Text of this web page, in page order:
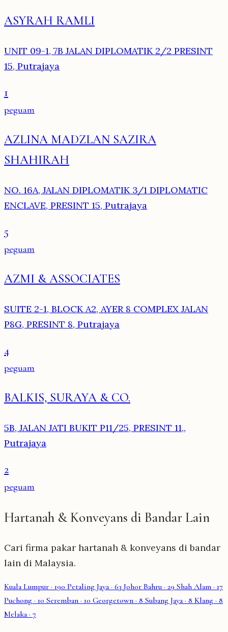
ASYRAH RAMLI
UNIT 09-1, 7B JALAN DIPLOMATIK 2/2 PRESINT
15, Putrajaya
1
peguam
AZLINA MADZLAN SAZIRA
SHAHIRAH
NO. 16A, JALAN DIPLOMATIK 3/1 DIPLOMATIC
ENCLAVE, PRESINT 15, Putrajaya
5
peguam
AZMI & ASSOCIATES
SUITE 2-1, BLOCK A2, AYER 8 COMPLEX JALAN
P8G, PRESINT 8, Putrajaya
4
peguam
BALKIS, SURAYA & CO.
5B, JALAN JATI BUKIT P11/25, PRESINT 11,,
Putrajaya
2
peguam
Hartanah & Konveyans di Bandar Lain
Cari firma pakar hartanah & konveyans di bandar
lain di Malaysia.
Kuala Lumpur · 190 Petaling Jaya· 63 Johor Bahru · 29 Shah Alam · 17
Puchong · 10 Seremban · 10 Georgetown · 8 Subang Jaya· 8 Klang · 8
Melaka· 7